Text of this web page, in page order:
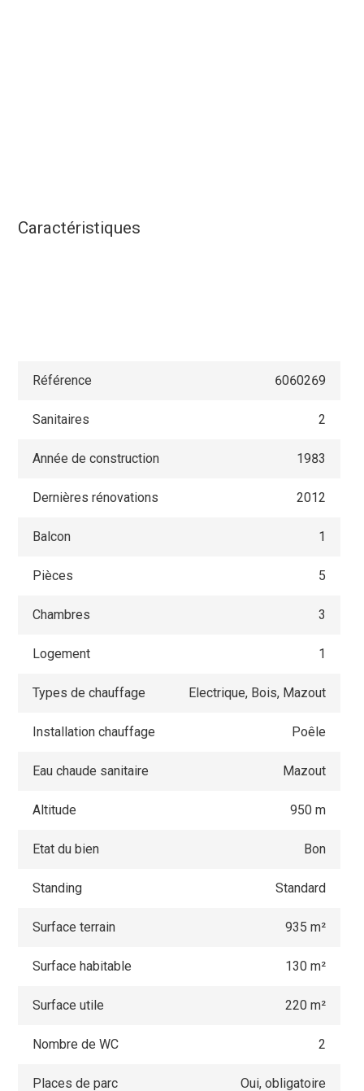
Caractéristiques
Référence 6060269
Sanitaires 2
Année de construction 1983
Dernières rénovations 2012
Balcon 1
Pièces 5
Chambres 3
Logement 1
Types de chauffage Electrique, Bois, Mazout
Installation chauffage Poêle
Eau chaude sanitaire Mazout
Altitude 950 m
Etat du bien Bon
Standing Standard
Surface terrain 935 m²
Surface habitable 130 m²
Surface utile 220 m²
Nombre de WC 2
Places de parc Oui, obligatoire